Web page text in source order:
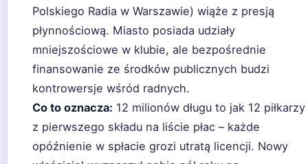
Polskiego Radia w Warszawie) wiąże z presją
płynnościową. Miasto posiada udziały
mniejszościowe w klubie, ale bezpośrednie
finansowanie ze środków publicznych budzi
kontrowersje wśród radnych.
Co to oznacza: 12 milionów długu to jak 12 piłkarzy
z pierwszego składu na liście płac – każde
opóźnienie w spłacie grozi utratą licencji. Nowy